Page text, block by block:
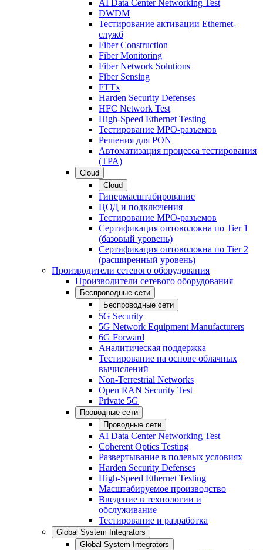
AI Data Center Networking Test
DWDM
Тестирование активации Ethernet-
служб
Fiber Construction
Fiber Monitoring
Fiber Network Solutions
Fiber Sensing
FTTx
Harden Security Defenses
HFC Network Test
High-Speed Ethernet Testing
Тестирование МРО-разъемов
Решения для PON
Автоматизация процесса тестирования
(TPA)
Cloud
Cloud
Гипермасштабирование
ЦОД и подключения
Тестирование МРО-разъемов
Сертификация оптоволокна по Tier 1
(базовый уровень)
Сертификация оптоволокна по Tier 2
(расширенный уровень)
Производители сетевого оборудования
Производители сетевого оборудования
Беспроводные сети
Беспроводные сети
5G Security
5G Network Equipment Manufacturers
6G Forward
Аналитическая поддержка
Тестирование на основе облачных
вычислений
Non-Terrestrial Networks
Open RAN Security Test
Private 5G
Проводные сети
Проводные сети
AI Data Center Networking Test
Coherent Optics Testing
Развертывание в полевых условиях
Harden Security Defenses
High-Speed Ethernet Testing
Масштабируемое производство
Введение в технологии и
обслуживание
Тестирование и разработка
Global System Integrators
Global System Integrators